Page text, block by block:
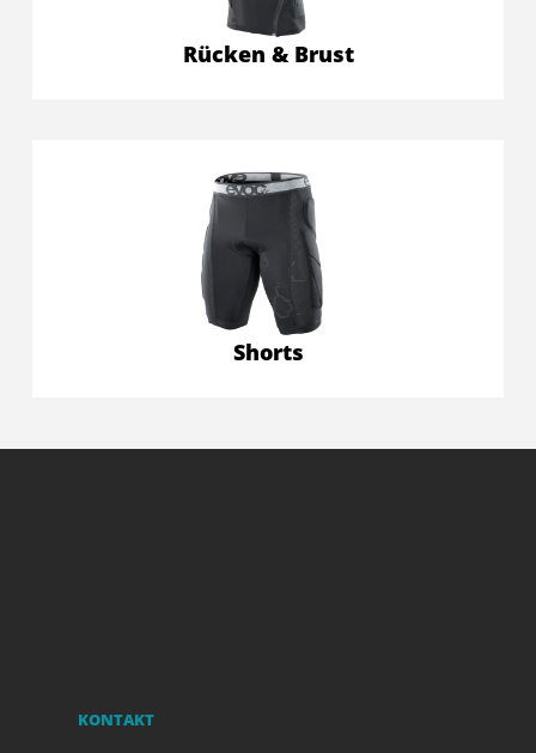
Rücken & Brust
Shorts
KONTAKT